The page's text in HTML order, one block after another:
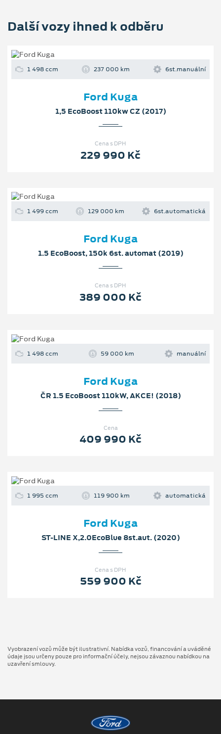
Další vozy ihned k odběru
1 498 ccm 237 000 km 6st.manuální
Ford Kuga
1,5 EcoBoost 110kw CZ (2017)
Cena s DPH
229 990 Kč
1 499 ccm 129 000 km 6st.automatická
Ford Kuga
1.5 EcoBoost, 150k 6st. automat (2019)
Cena s DPH
389 000 Kč
1 498 ccm 59 000 km manuální
Ford Kuga
ČR 1.5 EcoBoost 110kW, AKCE! (2018)
Cena
409 990 Kč
1 995 ccm 119 900 km automatická
Ford Kuga
ST-LINE X,2.0EcoBlue 8st.aut. (2020)
Cena s DPH
559 900 Kč
Vyobrazení vozů může být ilustrativní. Nabídka vozů, financování a uváděné
údaje jsou určeny pouze pro informační účely, nejsou závaznou nabídkou na
uzavření smlouvy.